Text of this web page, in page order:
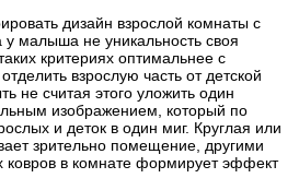
дизайн взрослой комнаты с
у малыша не уникальность своя
критериях оптимальнее с
взрослую часть от детской
не считая этого уложить один
изображением, который по
и деток в один миг. Круглая или
зрительно помещение, другими
ковров в комнате формирует эффект